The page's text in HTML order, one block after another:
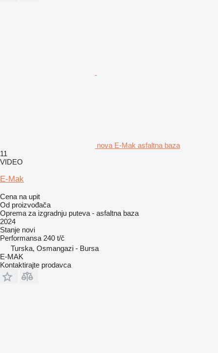
nova E-Mak asfaltna baza
11
VIDEO
E-Mak
Cena na upit
Od proizvođača
Oprema za izgradnju puteva - asfaltna baza
2024
Stanje novi
Performansa 240 t/č
Turska, Osmangazi - Bursa
E-MAK
Kontaktirajte prodavca